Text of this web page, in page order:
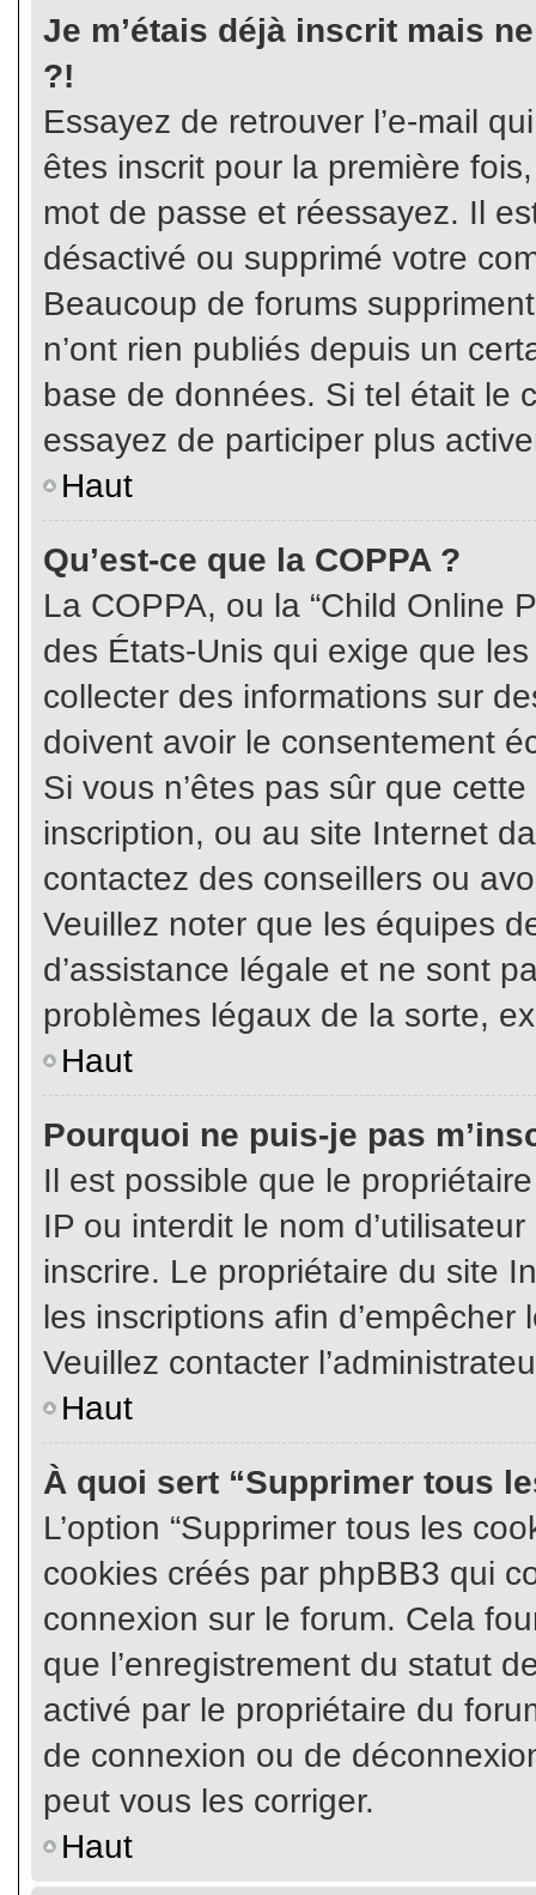
Je m’étais déjà inscrit mais
?!
Essayez de retrouver l’e-mail
êtes inscrit pour la première
mot de passe et réessayez. Il
désactivé ou supprimé votre
Beaucoup de forums
n’ont rien publiés depuis un
base de données. Si tel était le
essayez de participer plus
Haut
Qu’est-ce que la COPPA ?
La COPPA, ou la “Child Online
des États-Unis qui exige que
collecter des informations sur
doivent avoir le consentement
Si vous n’êtes pas sûr que
inscription, ou au site Internet
contactez des conseillers ou
Veuillez noter que les équipes
d’assistance légale et ne sont
problèmes légaux de la sorte,
Haut
Pourquoi ne puis-je pas
Il est possible que le
IP ou interdit le nom
inscrire. Le propriétaire du site
les inscriptions afin d’empêcher
Veuillez contacter
Haut
À quoi sert “Supprimer tous
L’option “Supprimer tous les
cookies créés par phpBB3 qui
connexion sur le forum. Cela
que l’enregistrement du statut
activé par le propriétaire du
de connexion ou de
peut vous les corriger.
Haut